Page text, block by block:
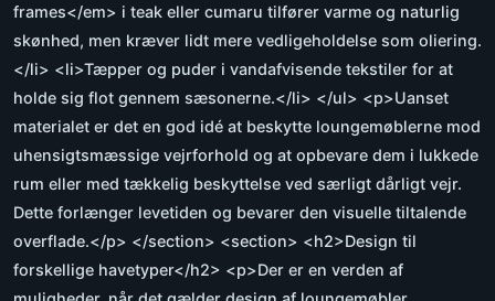
frames</em> i teak eller cumaru tilfører varme og naturlig
skønhed, men kræver lidt mere vedligeholdelse som oliering.
</li> <li>Tæpper og puder i vandafvisende tekstiler for at
holde sig flot gennem sæsonerne.</li> </ul> <p>Uanset
materialet er det en god idé at beskytte loungemøblerne mod
uhensigtsmæssige vejrforhold og at opbevare dem i lukkede
rum eller med tækkelig beskyttelse ved særligt dårligt vejr.
Dette forlænger levetiden og bevarer den visuelle tiltalende
overflade.</p> </section> <section> <h2>Design til
forskellige havetyper</h2> <p>Der er en verden af